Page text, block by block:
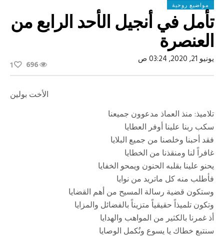
مواضيع روحية
تأمل في أنجيل الأحد الرابع من
العنصرة
يونيو 21, 2020, 03:24 ص 696
1
الأخت بولين
تلاميذ: منذ العماذ مدعوون جميعنا
سكب ربنا علينا أوفر العطايا
فقد أحبنا وخلصنا من جميع البلايا
غافراً لنا ومنقذنا من الخطايا
يحنو علينا بقلبه الحنون ويمحو الخفايا
فأطلب منه كل ماتريد من نوايا
وستكون قضية رسالة المسيح من أهم القضايا
وتكون تلميذاً حقيقياً متزيناً بالفضائل والمزايا
أذ غمرنا بالكثير من المواهب والهدايا
سنتبع خطاك يا يسوع ونُكمل الوصايا